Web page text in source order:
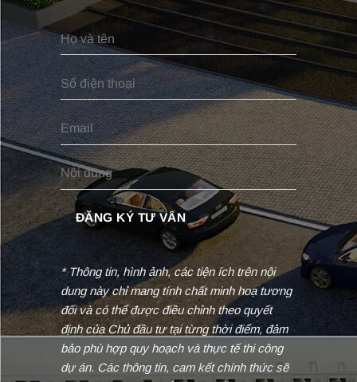
* Thông tin, hình ảnh, các tiện ích trên nội
dung này chỉ mang tính chất minh hoạ tương
đối và có thể được điều chỉnh theo quyết
định của Chủ đầu tư tại từng thời điểm, đảm
bảo phù hợp quy hoạch và thực tế thi công
dự án. Các thông tin, cam kết chính thức sẽ